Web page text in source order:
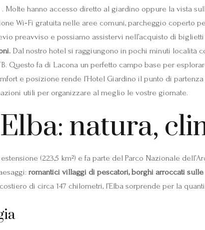
Molte hanno accesso diretto al giardino oppure la vista
Wi‑Fi gratuita nelle aree comuni, parcheggio coperto
preavviso e possiamo assistervi nell’acquisto di
Dal nostro hotel si raggiungono in pochi minuti località
Questo fa di Lacona un perfetto campo base per
e posizione rende l’Hotel Giardino il punto di
utili per organizzare al meglio le vostre giornate.
natura,
(223,5 km²) e fa parte del Parco Nazionale
romantici villaggi di pescatori, borghi arroccati
di circa 147 chilometri, l’Elba sorprende per la